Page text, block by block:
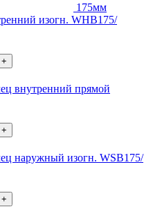
175мм
изогн. WHB175/
+
внутренний прямой
+
наружный изогн. WSВ175/
+